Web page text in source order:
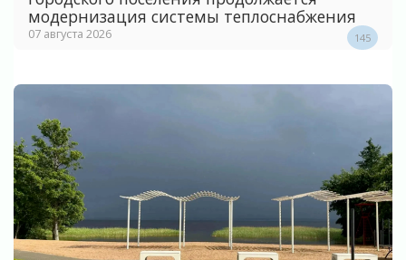
модернизация системы теплоснабжения
07 августа 2026 145